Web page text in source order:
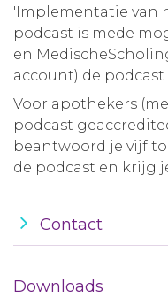
'Implementatie van
podcast is mede
en
account) de podcast
Voor apothekers
podcast
beantwoord je vijf
de podcast en krijg
Contact
Downloads